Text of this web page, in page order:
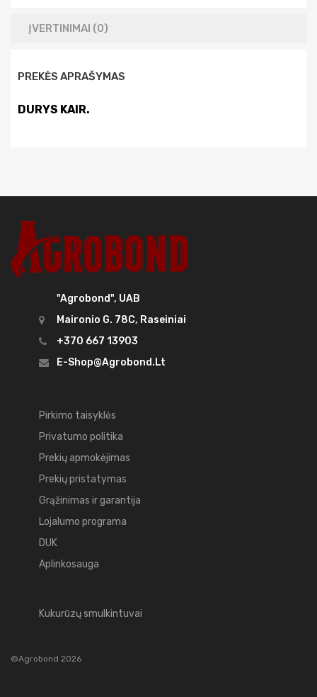
ĮVERTINIMAI (0)
PREKĖS APRAŠYMAS
DURYS KAIR.
"Agrobond", UAB
Maironio G. 78C, Raseiniai
+370 667 13903
E-Shop@agrobond.lt
Pirkimo taisyklės
Privatumo politika
Prekių apmokėjimas
Prekių pristatymas
Grąžinimas ir garantija
Lojalumo programa
DUK
Aplinkosauga
Kukurūzų smulkintuvai
©Agrobond 2026